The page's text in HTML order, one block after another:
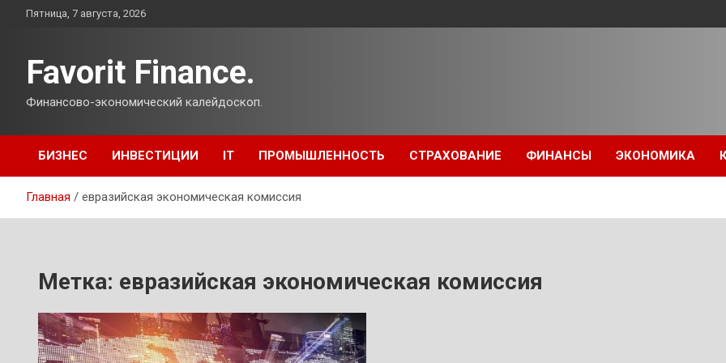
ПерейтиПятница, 7 августа, 2026
Favorit Finance.
Финансово-экономический калейдоскоп.
БИЗНЕС ИНВЕСТИЦИИ IT ПРОМЫШЛЕННОСТЬ СТРАХОВАНИЕ ФИНАНСЫ ЭКОНОМИКА
Главная евразийская экономическая комиссия
Метка: евразийская экономическая комиссия